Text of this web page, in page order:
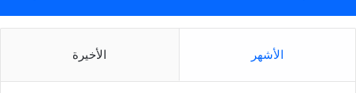
الأشهر الأخيرة